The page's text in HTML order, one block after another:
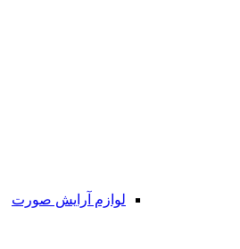
لوازم آرایش صورت